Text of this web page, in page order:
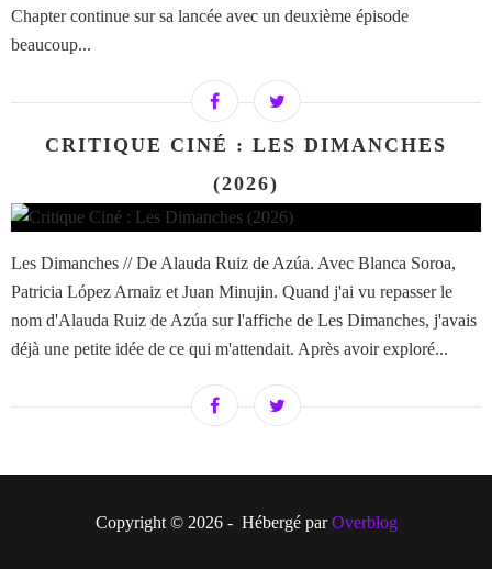
Chapter continue sur sa lancée avec un deuxième épisode
beaucoup...
CRITIQUE CINÉ : LES DIMANCHES
(2026)
Les Dimanches // De Alauda Ruiz de Azúa. Avec Blanca Soroa,
Patricia López Arnaiz et Juan Minujin. Quand j'ai vu repasser le
nom d'Alauda Ruiz de Azúa sur l'affiche de Les Dimanches, j'avais
déjà une petite idée de ce qui m'attendait. Après avoir exploré...
Copyright © 2026 - Hébergé parOverblog